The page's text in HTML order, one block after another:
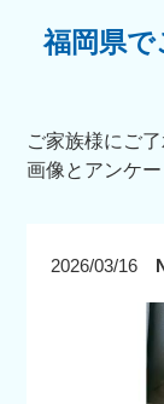
福岡県
ご家族様にご
画像とアンケ
2026/03/16